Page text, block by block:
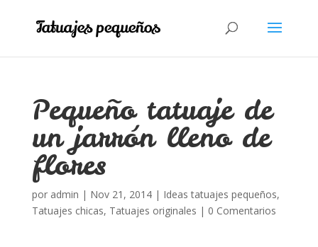
Pequeño tatuaje de
un jarrón lleno de
flores
por admin | Nov 21, 2014| Ideas tatuajes pequeños,
Tatuajes chicas, Tatuajes originales | 0 Comentarios